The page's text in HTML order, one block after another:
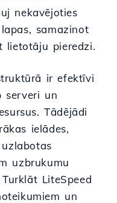
nekavējoties
samazinot
lietotāju pieredzi.
ir efektīvi
serveri un
Tādējādi
ielādes,
uzbrukumu
LiteSpeed
un